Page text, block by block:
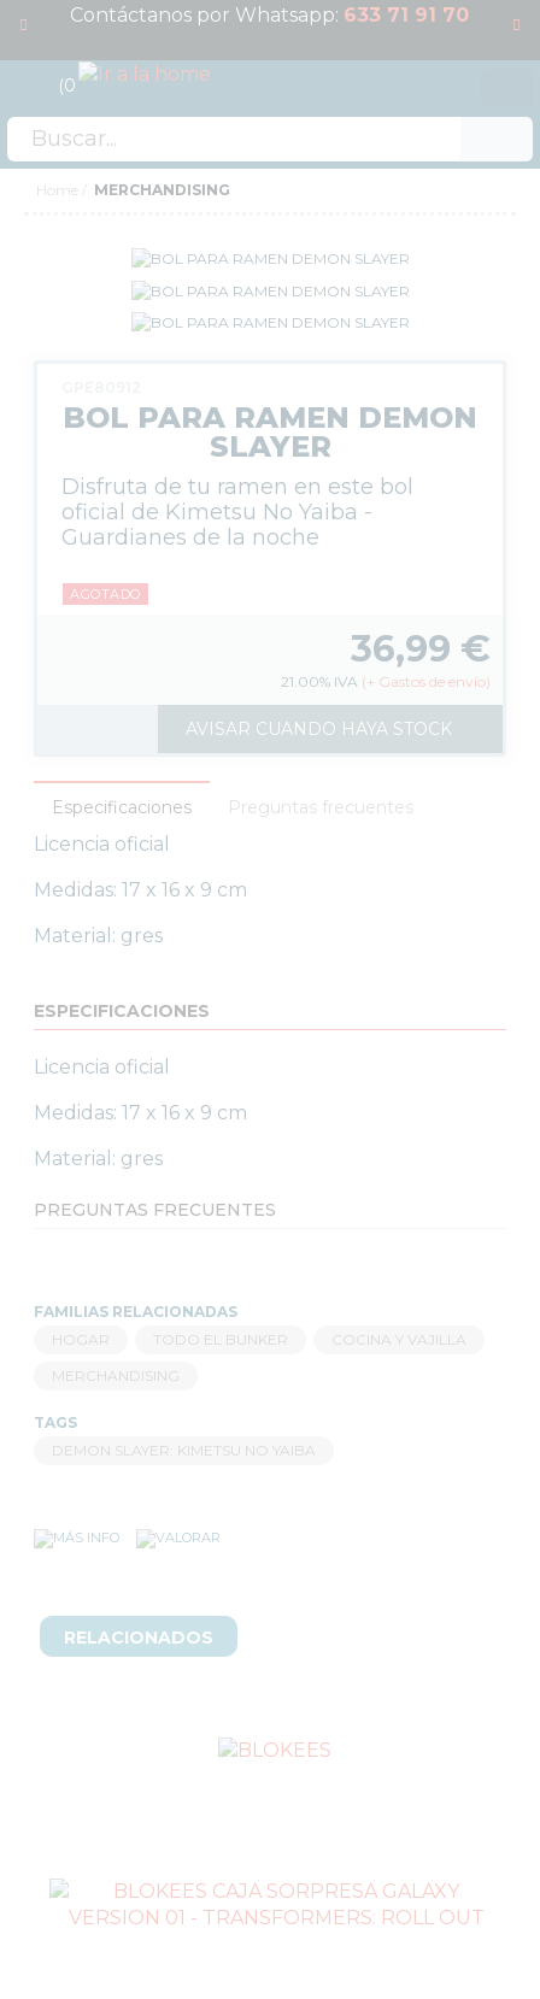
Contáctanos por Whatsapp: 633 71 91 70
0
OFERTAS
NOVEDADES
FUNKO POP!
CARTAS TCG
HOGAR
MODA
REGALOS FRIKIS
ACCESORIOS GAMING
Home MERCHANDISING
BOL PARA RAMEN DEMON
SLAYER
Disfruta de tu ramen en este bol
oficial de Kimetsu No Yaiba -
Guardianes de la noche
AGOTADO
36,99 €
21.00% IVA (+ Gastos de envío)
AVISAR CUANDO HAYA STOCK
Especificaciones Preguntas frecuentes
Licencia oficial
Medidas: 17 x 16 x 9 cm
Material: gres
ESPECIFICACIONES
Licencia oficial
Medidas: 17 x 16 x 9 cm
Material: gres
PREGUNTAS FRECUENTES
FAMILIAS RELACIONADAS
HOGAR
TODO EL BUNKER
COCINA Y VAJILLA
MERCHANDISING
TAGS
DEMON SLAYER: KIMETSU NO YAIBA
RELACIONADOS